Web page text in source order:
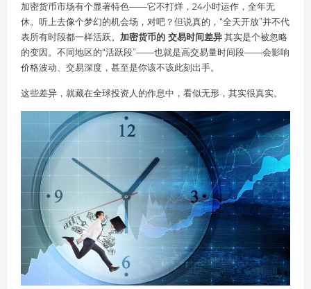
加密货币市场有个显著特色——它不打烊，24小时运作，全年无
休。听上去像个梦幻的机会场，对吧？但说真的，“全天开放”并不代
表所有时段都一样活跃。 加密货币的 交易时间差异其实是个被忽略
的变因。不同地区的“活跃段”——也就是高交易量时间段——会影响
价格波动、交易深度，甚至是你该不该此刻出手。
这些差异，就藏在全球投资人的作息中，看似无形，其实很真实。